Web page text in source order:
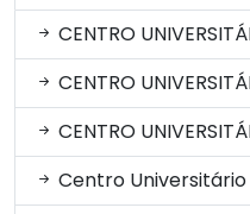
CENTRO
CENTRO
CENTRO
Centro